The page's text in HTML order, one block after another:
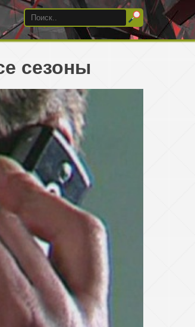
сезоны